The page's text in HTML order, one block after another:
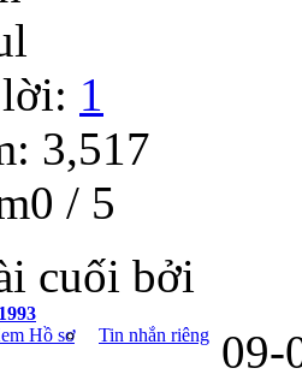
1
3,517
/ 5
cuối bởi
Hồ sơ
Tin nhắn riêng 09-